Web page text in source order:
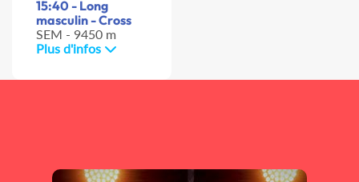
15:40 - Long
masculin - Cross
SEM - 9450 m
Plus d'infos